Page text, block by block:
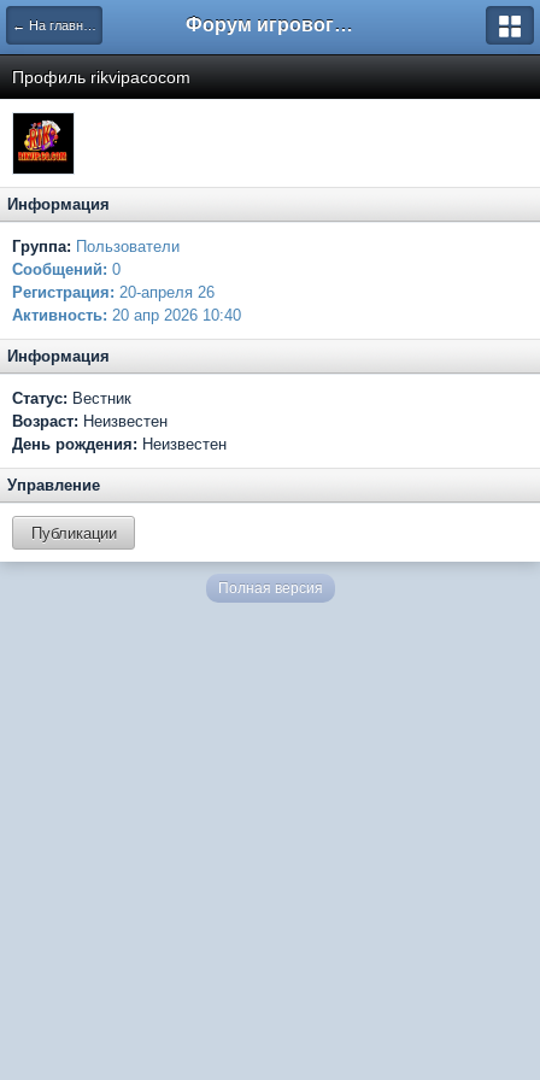
← На главную Форум игрового проекта Riverrise
Профиль rikvipacocom
Информация
Группа: Пользователи
Сообщений: 0
Регистрация: 20-апреля 26
Активность: 20 апр 2026 10:40
Информация
Статус: Вестник
Возраст: Неизвестен
День рождения: Неизвестен
Управление
Публикации
Полная версия